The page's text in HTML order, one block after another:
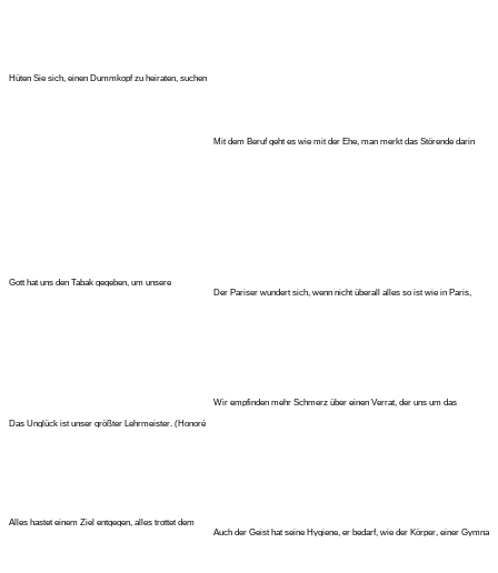
Hüten Sie sich, einen Dummkopf zu heiraten, suchen
Mit dem Beruf geht es wie mit der Ehe, man merkt das Störende darin
Gott hat uns den Tabak gegeben, um unsere
Der Pariser wundert sich, wenn nicht überall alles so ist wie in Paris,
Das Unglück ist unser größter Lehrmeister. (Honoré
Wir empfinden mehr Schmerz über einen Verrat, der uns um das
Alles hastet einem Ziel entgegen, alles trottet dem
Auch der Geist hat seine Hygiene, er bedarf, wie der Körper, einer Gymna